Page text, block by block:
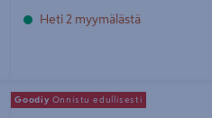
Heti 2 myymälästä
Terassilaatta Goodiy harmaa muovi
30x30 uritettu pinta
Goodiy Onnistu edullisesti